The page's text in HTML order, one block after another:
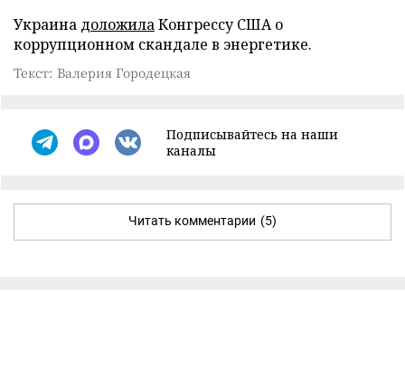
Украина доложилаКонгрессу США о
коррупционном скандале в энергетике.
Текст: Валерия Городецкая
Подписывайтесь на наши
каналы
Читать комментарии (5)